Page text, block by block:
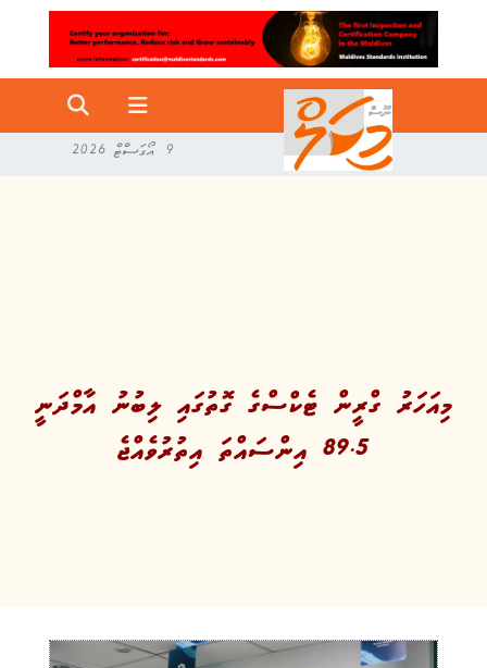
9 އޯގަސްޓް 2026
މިއަހަރު ގްރީން ޓެކްސްގެ ގޮތުގައި ލިބުނު އާމްދަނީ
89.5 އިންސައްތަ އިތުރުވެއްޖެ